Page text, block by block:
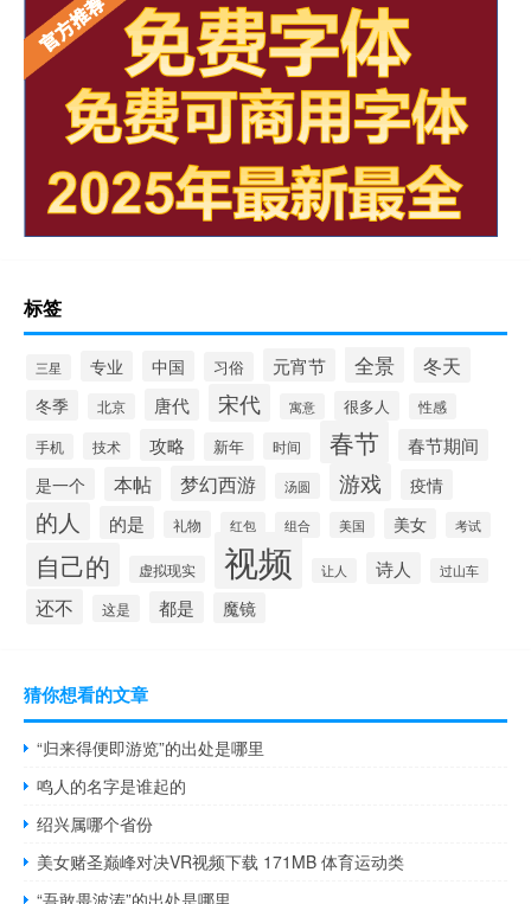
标签
三星 专业 中国 习俗 元宵节 全景 冬天
冬季 北京 唐代 宋代 寓意 很多人 性感
手机 技术 攻略 新年 时间 春节
春节期间
是一个
本帖 梦幻西游 汤圆 游戏 疫情
的人 的是 礼物 红包 组合 美国 美女 考试
自己的 虚拟现实 视频 让人 诗人 过山车
还不 这是 都是 魔镜
猜你想看的文章
“归来得便即游览”的出处是哪里
鸣人的名字是谁起的
绍兴属哪个省份
美女赌圣巅峰对决VR视频下载 171MB 体育运动类